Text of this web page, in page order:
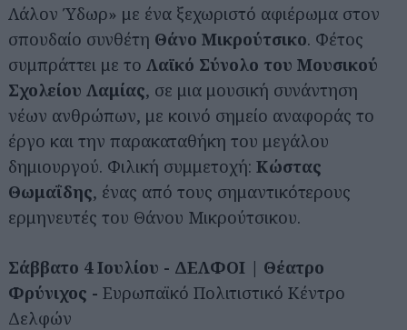
Λάλον Ύδωρ» με ένα ξεχωριστό αφιέρωμα στον
σπουδαίο συνθέτη Θάνο Μικρούτσικο. Φέτος
συμπράττει με το Λαϊκό Σύνολο του Μουσικού
Σχολείου Λαμίας, σε μια μουσική συνάντηση
νέων ανθρώπων, με κοινό σημείο αναφοράς το
έργο και την παρακαταθήκη του μεγάλου
δημιουργού. Φιλική συμμετοχή: Κώστας
Θωμαΐδης, ένας από τους σημαντικότερους
ερμηνευτές του Θάνου Μικρούτσικου.
Σάββατο 4 Ιουλίου - ΔΕΛΦΟΙ | Θέατρο
Φρύνιχος - Ευρωπαϊκό Πολιτιστικό Κέντρο
Δελφών